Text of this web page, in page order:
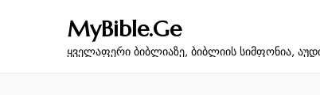
MyBible.Ge
ყველაფერი ბიბლიაზე, ბიბლიის სიმფონია,